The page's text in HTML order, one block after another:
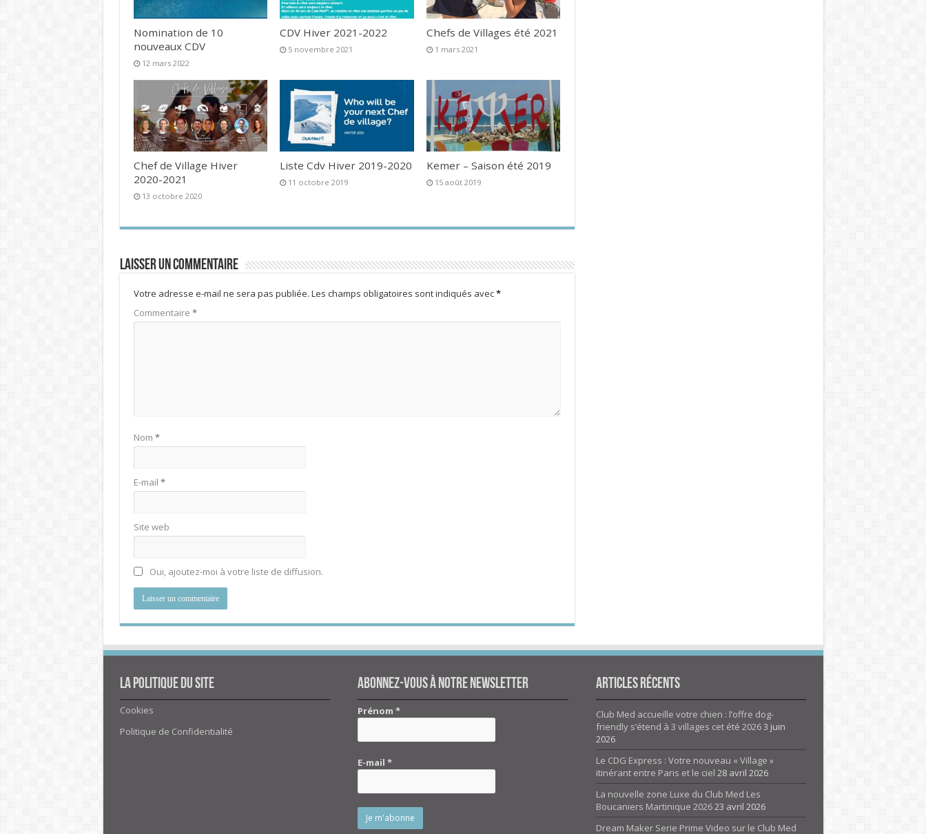
Nomination de 10
nouveaux CDV
12 mars 2022
CDV Hiver 2021-2022
5 novembre 2021
Chefs de Villages été 2021
1 mars 2021
Chef de Village Hiver
2020-2021
13 octobre 2020
Liste Cdv Hiver 2019-2020
11 octobre 2019
Kemer – Saison été 2019
15 août 2019
Laisser un commentaire
Votre adresse e-mail ne sera pas publiée. Les champs obligatoires sont indiqués avec*
Commentaire *
Nom *
E-mail *
Site web
Oui, ajoutez-moi à votre liste de diffusion.
La politique du site
Cookies
Politique de Confidentialité
Abonnez-vous à notre newsletter
Prénom*
E-mail*
Articles Récents
Club Med accueille votre chien : l’offre dog-
friendly s’étend à 3 villages cet été 20263 juin
2026
Le CDG Express : Votre nouveau « Village »
itinérant entre Paris et le ciel 28 avril 2026
La nouvelle zone Luxe du Club Med Les
Boucaniers Martinique 202623 avril 2026
Dream Maker Serie Prime Video sur le Club Med